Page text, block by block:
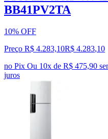
BB41PV2TA
10% OFF
Preço R$ 4.283,10R$ 4.283,10
no Pix Ou 10x de R$ 475,90
juros